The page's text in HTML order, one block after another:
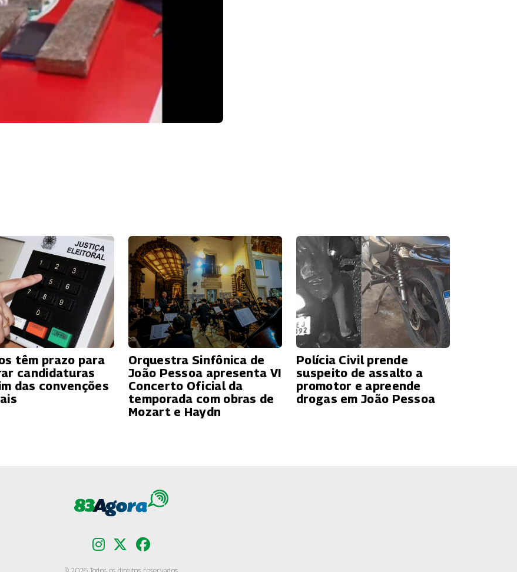
têm prazo para
candidaturas
das convenções
Orquestra Sinfônica de
João Pessoa apresenta VI
Concerto Oficial da
temporada com obras de
Mozart e Haydn
Polícia Civil prende
suspeito de assalto a
promotor e apreende
drogas em João Pessoa